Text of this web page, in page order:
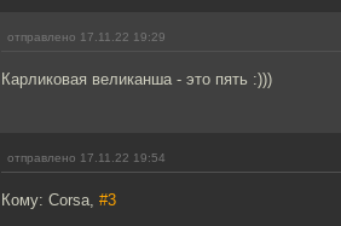
отправлено 17.11.22 19:29
Карликовая великанша - это пять :)))
отправлено 17.11.22 19:54
Кому: Corsa, #3